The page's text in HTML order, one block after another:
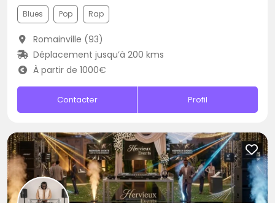
Blues Pop Rap
Romainville (93)
Déplacement jusqu’à 200 kms
À partir de 1000€
Contacter Profil